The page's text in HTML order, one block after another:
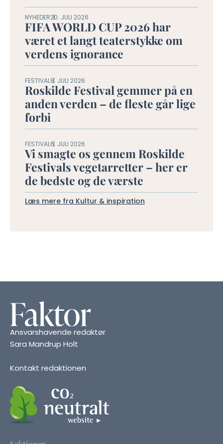
NYHEDER20. JULI 2026
FIFA WORLD CUP 2026 har
været et langt teaterstykke om
verdens ignorance
FESTIVAL8. JULI 2026
Roskilde Festival gemmer på en
anden verden – de fleste går lige
forbi
FESTIVAL6. JULI 2026
Vi smagte os gennem Roskilde
Festivals vegetarretter – her er
de bedste og de værste
Læs mere fra Kultur & inspiration
Ansvarshavende redaktør
Sara Mandrup Holt
Kontakt redaktionen